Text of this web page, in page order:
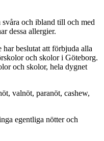
och ibland till och med
dessa allergier.
beslutat att förbjuda alla
och skolor i Göteborg.
och skolor, hela dygnet
valnöt, paranöt, cashew,
egentliga nötter och